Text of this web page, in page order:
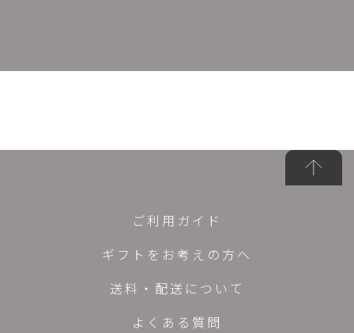
ご利用ガイド
ギフトをお考えの方へ
送料・配送について
よくある質問